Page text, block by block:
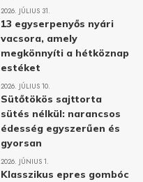
2026. JÚLIUS 31.
13 egyserpenyős nyári
vacsora, amely
megkönnyíti a hétköznap
estéket
2026. JÚLIUS 10.
Sütőtökös sajttorta
sütés nélkül: narancsos
édesség egyszerűen és
gyorsan
2026. JÚNIUS 1.
Klasszikus epres gombóc